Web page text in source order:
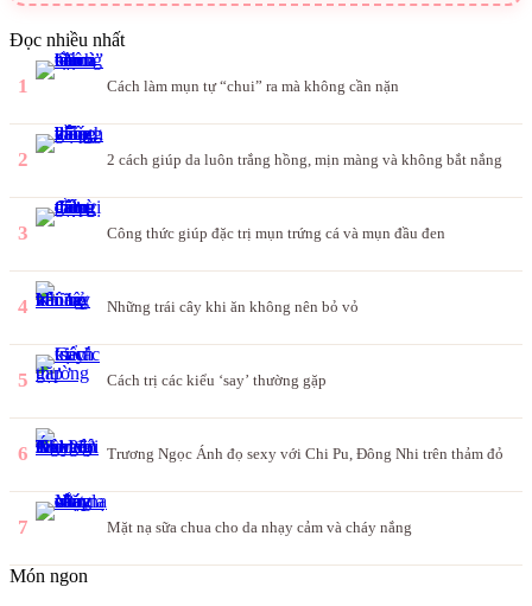
Đọc nhiều nhất
1 Cách làm mụn tự “chui” ra mà không cần nặn
2 2 cách giúp da luôn trắng hồng, mịn màng và không bắt nắng
3 Công thức giúp đặc trị mụn trứng cá và mụn đầu đen
4 Những trái cây khi ăn không nên bỏ vỏ
5 Cách trị các kiểu ‘say’ thường gặp
6 Trương Ngọc Ánh đọ sexy với Chi Pu, Đông Nhi trên thảm đỏ
7 Mặt nạ sữa chua cho da nhạy cảm và cháy nắng
Món ngon